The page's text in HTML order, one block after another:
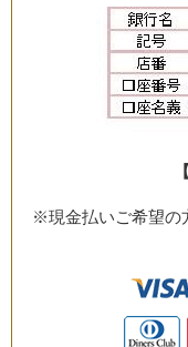
※現金払いご希望の